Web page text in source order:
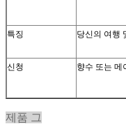
특징 당신의 여행
신청 향수 또는 메
제품 그